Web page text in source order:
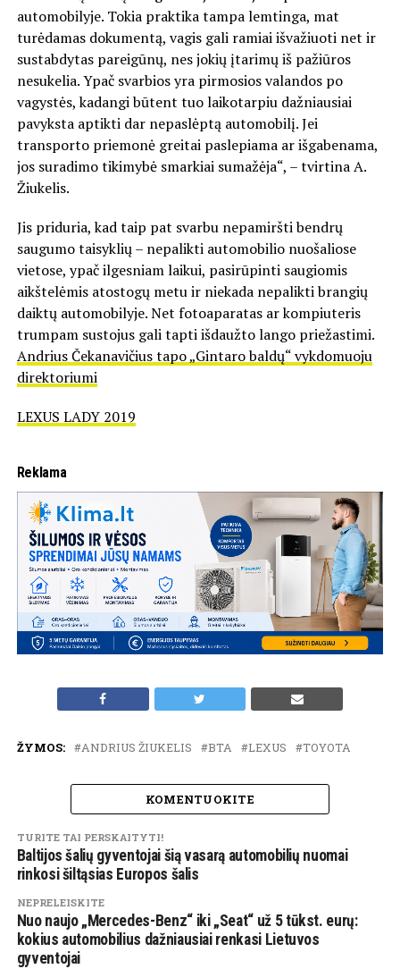
automobilyje. Tokia praktika tampa lemtinga, mat
turėdamas dokumentą, vagis gali ramiai išvažiuoti net ir
sustabdytas pareigūnų, nes jokių įtarimų iš pažiūros
nesukelia. Ypač svarbios yra pirmosios valandos po
vagystės, kadangi būtent tuo laikotarpiu dažniausiai
pavyksta aptikti dar nepaslėptą automobilį. Jei
transporto priemonė greitai paslepiama ar išgabenama,
jos suradimo tikimybė smarkiai sumažėja“, – tvirtina A.
Žiukelis.
Jis priduria, kad taip pat svarbu nepamiršti bendrų
saugumo taisyklių – nepalikti automobilio nuošaliose
vietose, ypač ilgesniam laikui, pasirūpinti saugiomis
aikštelėmis atostogų metu ir niekada nepalikti brangių
daiktų automobilyje. Net fotoaparatas ar kompiuteris
trumpam sustojus gali tapti išdaužto lango priežastimi.
Andrius Čekanavičius tapo „Gintaro baldų“ vykdomuoju
direktoriumi
LEXUS LADY 2019
Reklama
ŽYMOS: ANDRIUS ŽIUKELIS BTA LEXUS TOYOTA
KOMENTUOKITE
TURITE TAI PERSKAITYTI!
Baltijos šalių gyventojai šią vasarą automobilių nuomai
rinkosi šiltąsias Europos šalis
NEPRELEISKITE
Nuo naujo „Mercedes-Benz“ iki „Seat“ už 5 tūkst. eurų:
kokius automobilius dažniausiai renkasi Lietuvos
gyventojai